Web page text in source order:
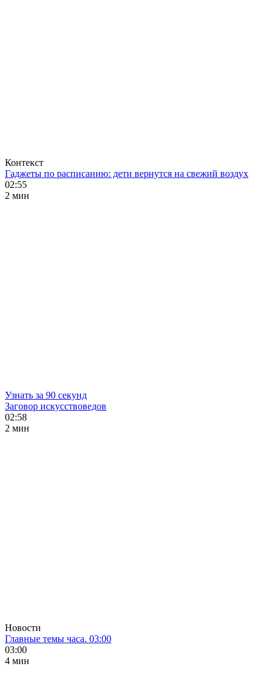
Контекст
Гаджеты по расписанию: дети вернутся на свежий воздух
02:55
2 мин
Узнать за 90 секунд
Заговор искусствоведов
02:58
2 мин
Новости
Главные темы часа. 03:00
03:00
4 мин